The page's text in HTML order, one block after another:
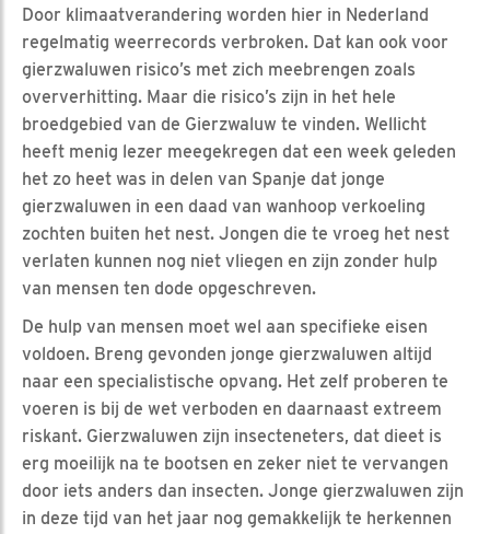
Door klimaatverandering worden hier in Nederland
regelmatig weerrecords verbroken. Dat kan ook voor
gierzwaluwen risico’s met zich meebrengen zoals
oververhitting. Maar die risico’s zijn in het hele
broedgebied van de Gierzwaluw te vinden. Wellicht
heeft menig lezer meegekregen dat een week geleden
het zo heet was in delen van Spanje dat jonge
gierzwaluwen in een daad van wanhoop verkoeling
zochten buiten het nest. Jongen die te vroeg het nest
verlaten kunnen nog niet vliegen en zijn zonder hulp
van mensen ten dode opgeschreven.
De hulp van mensen moet wel aan specifieke eisen
voldoen. Breng gevonden jonge gierzwaluwen altijd
naar een specialistische opvang. Het zelf proberen te
voeren is bij de wet verboden en daarnaast extreem
riskant. Gierzwaluwen zijn insecteneters, dat dieet is
erg moeilijk na te bootsen en zeker niet te vervangen
door iets anders dan insecten. Jonge gierzwaluwen zijn
in deze tijd van het jaar nog gemakkelijk te herkennen